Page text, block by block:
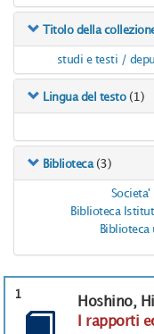
Titolo della
studi e testi /
Lingua del testo (1)
Biblioteca (3)
Societa'
Biblioteca
Biblioteca
1
Hoshino,
I rapporti